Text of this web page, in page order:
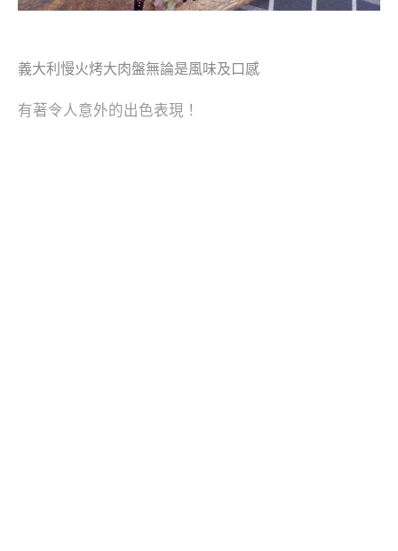
義大利慢火烤大肉盤無論是風味及口感
有著令人意外的出色表現 ！